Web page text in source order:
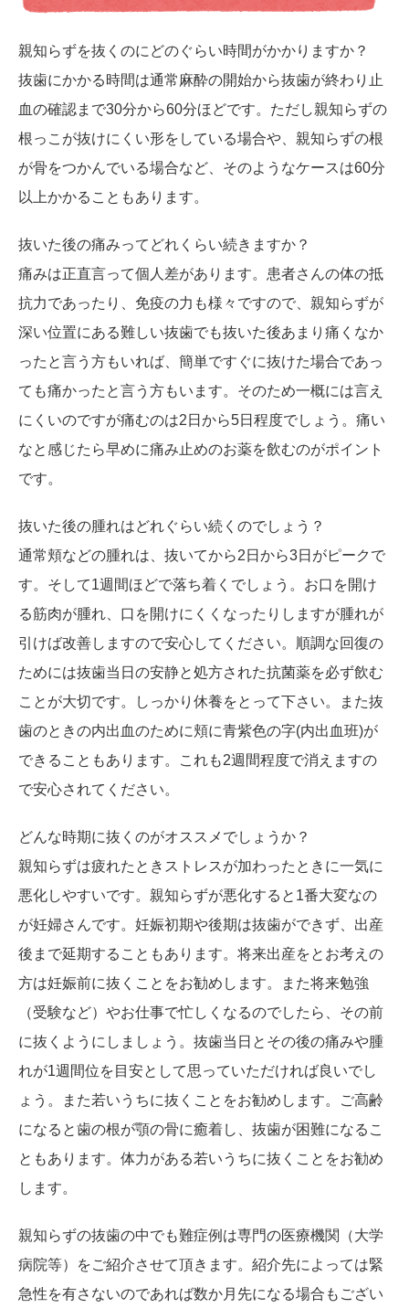
親知らずを抜くのにどのぐらい時間がかかりますか？
抜歯にかかる時間は通常麻酔の開始から抜歯が終わり止
血の確認まで30分から60分ほどです。ただし親知らずの
根っこが抜けにくい形をしている場合や、親知らずの根
が骨をつかんでいる場合など、そのようなケースは60分
以上かかることもあります。
抜いた後の痛みってどれくらい続きますか？
痛みは正直言って個人差があります。患者さんの体の抵
抗力であったり、免疫の力も様々ですので、親知らずが
深い位置にある難しい抜歯でも抜いた後あまり痛くなか
ったと言う方もいれば、簡単ですぐに抜けた場合であっ
ても痛かったと言う方もいます。そのため一概には言え
にくいのですが痛むのは2日から5日程度でしょう。痛い
なと感じたら早めに痛み止めのお薬を飲むのがポイント
です。
抜いた後の腫れはどれぐらい続くのでしょう？
通常頬などの腫れは、抜いてから2日から3日がピークで
す。そして1週間ほどで落ち着くでしょう。お口を開け
る筋肉が腫れ、口を開けにくくなったりしますが腫れが
引けば改善しますので安心してください。順調な回復の
ためには抜歯当日の安静と処方された抗菌薬を必ず飲む
ことが大切です。しっかり休養をとって下さい。また抜
歯のときの内出血のために頬に青紫色の字(内出血班)が
できることもあります。これも2週間程度で消えますの
で安心されてください。
どんな時期に抜くのがオススメでしょうか？
親知らずは疲れたときストレスが加わったときに一気に
悪化しやすいです。親知らずが悪化すると1番大変なの
が妊婦さんです。妊娠初期や後期は抜歯ができず、出産
後まで延期することもあります。将来出産をとお考えの
方は妊娠前に抜くことをお勧めします。また将来勉強
（受験など）やお仕事で忙しくなるのでしたら、その前
に抜くようにしましょう。抜歯当日とその後の痛みや腫
れが1週間位を目安として思っていただければ良いでし
ょう。また若いうちに抜くことをお勧めします。ご高齢
になると歯の根が顎の骨に癒着し、抜歯が困難になるこ
ともあります。体力がある若いうちに抜くことをお勧め
します。
親知らずの抜歯の中でも難症例は専門の医療機関（大学
病院等）をご紹介させて頂きます。紹介先によっては緊
急性を有さないのであれば数か月先になる場合もござい